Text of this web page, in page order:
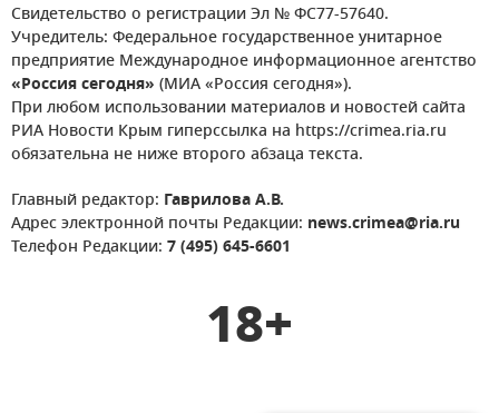
Свидетельство о регистрации Эл № ФС77-57640.
Учредитель: Федеральное государственное унитарное
предприятие Международное информационное агентство
«Россия сегодня» (МИА «Россия сегодня»).
При любом использовании материалов и новостей сайта
РИА Новости Крым гиперссылка на https://crimea.ria.ru
обязательна не ниже второго абзаца текста.
Главный редактор: Гаврилова А.В.
Адрес электронной почты Редакции: news.crimea@ria.ru
Телефон Редакции: 7 (495) 645-6601
18+